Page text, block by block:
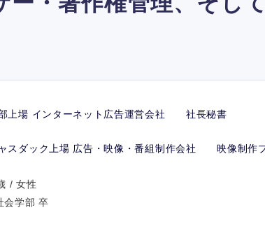
上場 インターネット広告運営会社 社長秘書
スダック上場 広告・映像・番組制作会社 映像制作
/ 女性
会学部 卒